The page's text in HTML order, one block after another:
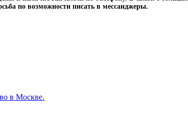
по возможности писать в мессанджеры.
в Москве.